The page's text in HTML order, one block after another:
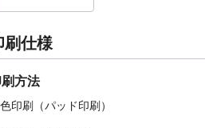
刷仕様
方法
印刷（パッド印刷）